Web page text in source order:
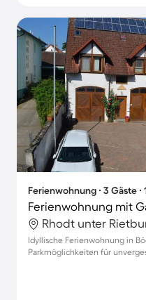
Ferienwohnung ∙ 3 Gäste
Ferienwohnung mit
Idyllische Ferienwohnung in
Parkmöglichkeiten für